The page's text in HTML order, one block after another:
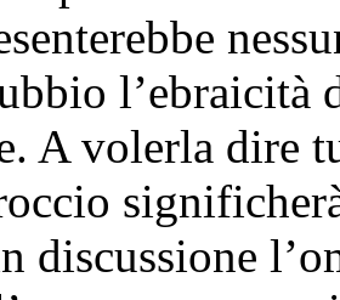
l’ebraicità
A volerla dire
discussione